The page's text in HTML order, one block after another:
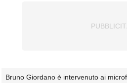
Bruno Giordano è intervenuto ai